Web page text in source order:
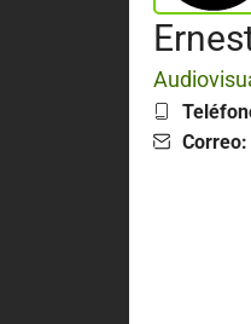
Correo: